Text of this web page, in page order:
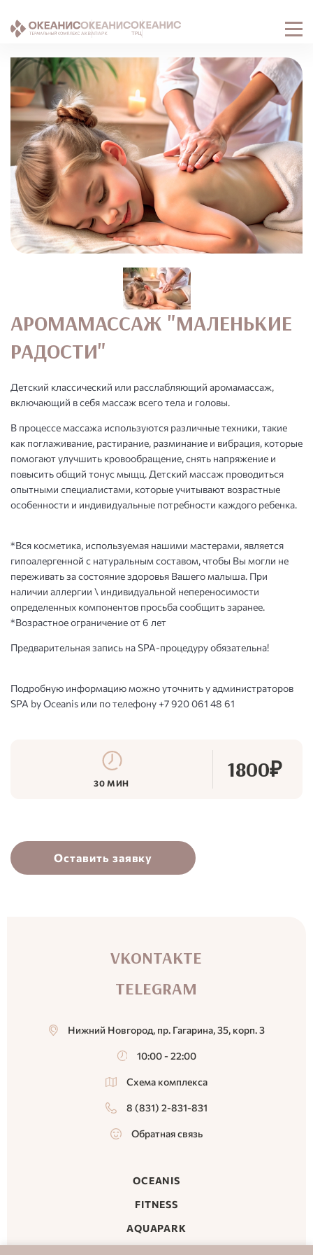
АРОМАМАССАЖ "МАЛЕНЬКИЕ
РАДОСТИ"
Детский классический или расслабляющий аромамассаж,
включающий в себя массаж всего тела и головы.
В процессе массажа используются различные техники, такие
как поглаживание, растирание, разминание и вибрация, которые
помогают улучшить кровообращение, снять напряжение и
повысить общий тонус мыщц. Детский массаж проводиться
опытными специалистами, которые учитывают возрастные
особенности и индивидуальные потребности каждого ребенка.
*Вся косметика, используемая нашими мастерами, является
гипоалергенной с натуральным составом, чтобы Вы могли не
переживать за состояние здоровья Вашего малыша. При
наличии аллергии \ индивидуальной непереносимости
определенных компонентов просьба сообщить заранее.
*Возрастное ограничение от 6 лет
Предварительная запись на SPA-процедуру обязательна!
Подробную информацию можно уточнить у администраторов
SPA by Oceanis или по телефону +7 920 061 48 61
30 МИН
1800₽
Оставить заявку
VKONTAKTE
TELEGRAM
Нижний Новгород, пр. Гагарина, 35, корп. 3
10:00 - 22:00
Схема комплекса
8 (831) 2-831-831
Обратная связь
OCEANIS
FITNESS
AQUAPARK